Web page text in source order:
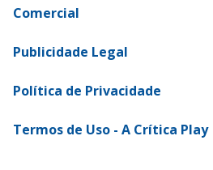
Comercial
Publicidade Legal
Política de Privacidade
Termos de Uso - A Crítica Play